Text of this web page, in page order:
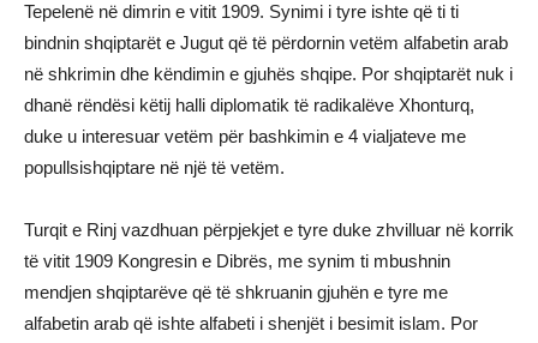
Tepelenë në dimrin e vitit 1909. Synimi i tyre ishte që ti ti
bindnin shqiptarët e Jugut që të përdornin vetëm alfabetin arab
në shkrimin dhe këndimin e gjuhës shqipe. Por shqiptarët nuk i
dhanë rëndësi këtij halli diplomatik të radikalëve Xhonturq,
duke u interesuar vetëm për bashkimin e 4 vialjateve me
popullsishqiptare në një të vetëm.
Turqit e Rinj vazdhuan përpjekjet e tyre duke zhvilluar në korrik
të vitit 1909 Kongresin e Dibrës, me synim ti mbushnin
mendjen shqiptarëve që të shkruanin gjuhën e tyre me
alfabetin arab që ishte alfabeti i shenjët i besimit islam. Por